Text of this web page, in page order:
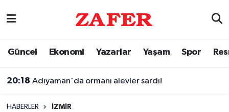
Güncel Ekonomi Yazarlar Yaşam Spor
20:18 Adıyaman'da ormanı alevler sardı!
HABERLER İZMIR
Nöbetçi Eczaneler